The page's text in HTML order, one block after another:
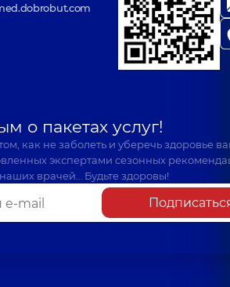
о пакетах услуг!
как не заболеть и уберечь здоровье
экспертами сезонных
врачей… Будьте здоровы!